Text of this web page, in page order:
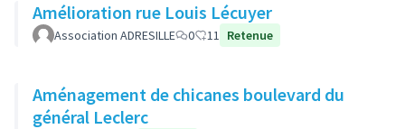
Amélioration rue Louis Lécuyer
Association ADRESILLE 0 11 Retenue
Aménagement de chicanes boulevard du
général Leclerc